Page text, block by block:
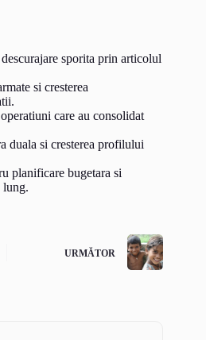
sporita prin articolul
si cresterea
care au consolidat
duala si cresterea profilului
planificare bugetara si
lung.
URMĂTOR